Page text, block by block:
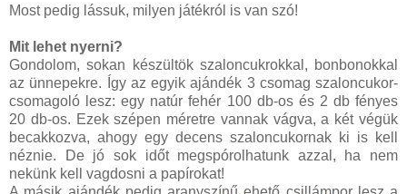
Most pedig lássuk, milyen játékról is van szó!
Mit lehet nyerni?
Gondolom, sokan készültök szaloncukrokkal, bonbonokkal
az ünnepekre. Így az egyik ajándék 3 csomag szaloncukor-
csomagoló lesz: egy natúr fehér 100 db-os és 2 db fényes
20 db-os. Ezek szépen méretre vannak vágva, a két végük
becakkozva, ahogy egy decens szaloncukornak ki is kell
néznie. De jó sok időt megspórolhatunk azzal, ha nem
nekünk kell vagdosni a papírokat!